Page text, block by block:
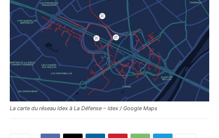
La carte du réseau Idex à La Défense – Idex / Google Maps